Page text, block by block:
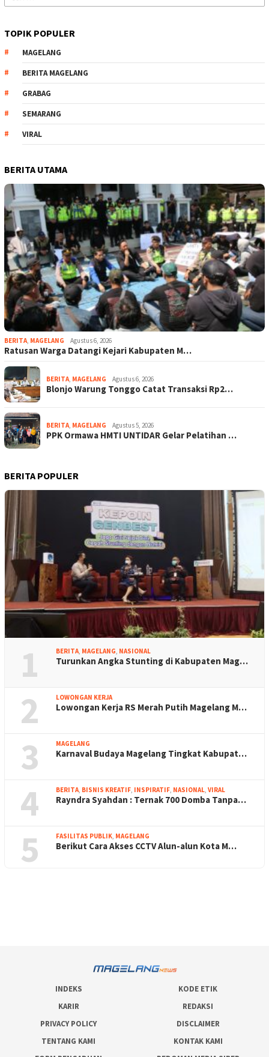
untuk:
TOPIK POPULER
MAGELANG
BERITA MAGELANG
GRABAG
SEMARANG
VIRAL
BERITA UTAMA
BERITA MAGELANG Agustus 6, 2026
Ratusan Warga Datangi Kejari Kabupaten M…
BERITA MAGELANG Agustus 6, 2026
Blonjo Warung Tonggo Catat Transaksi Rp2…
BERITA MAGELANG Agustus 5, 2026
PPK Ormawa HMTI UNTIDAR Gelar Pelatihan …
BERITA POPULER
1 BERITA MAGELANG NASIONAL
Turunkan Angka Stunting di Kabupaten Mag…
2 LOWONGAN KERJA
Lowongan Kerja RS Merah Putih Magelang M…
3 MAGELANG
Karnaval Budaya Magelang Tingkat Kabupat…
4 BERITA BISNIS KREATIF INSPIRATIF NASIONAL VIRAL
Rayndra Syahdan : Ternak 700 Domba Tanpa…
5 FASILITAS PUBLIK MAGELANG
Berikut Cara Akses CCTV Alun-alun Kota M…
INDEKS
KODE ETIK
KARIR
REDAKSI
PRIVACY POLICY
DISCLAIMER
TENTANG KAMI
KONTAK KAMI